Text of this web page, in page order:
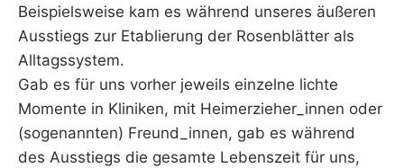
Beispielsweise kam es während unseres äußeren
Ausstiegs zur Etablierung der Rosenblätter als
Alltagssystem.
Gab es für uns vorher jeweils einzelne lichte
Momente in Kliniken, mit Heimerzieher_innen oder
(sogenannten) Freund_innen, gab es während
des Ausstiegs die gesamte Lebenszeit für uns,